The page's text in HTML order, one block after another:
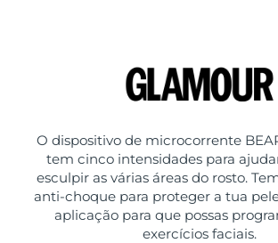
O dispositivo de microcorrente
tem cinco intensidades para
esculpir as várias áreas do rosto.
anti-choque para proteger a tua
aplicação para que possas
exercícios faciais.